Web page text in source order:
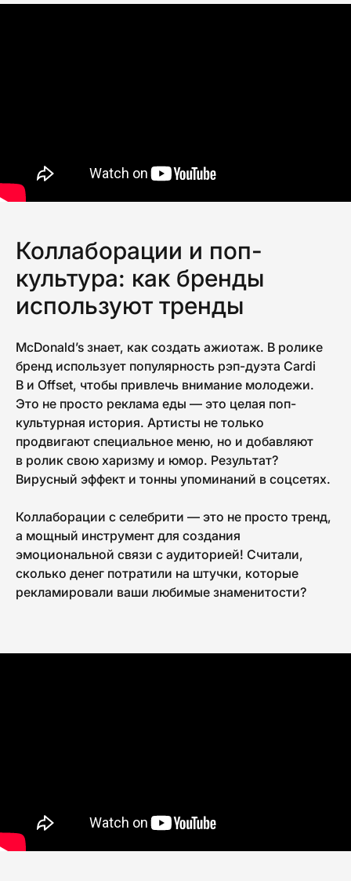
Коллаборации и поп-
культура: как бренды
используют тренды
McDonald’s знает, как создать ажиотаж. В ролике
бренд использует популярность рэп-дуэта Cardi
B и Offset, чтобы привлечь внимание молодежи.
Это не просто реклама еды — это целая поп-
культурная история. Артисты не только
продвигают специальное меню, но и добавляют
в ролик свою харизму и юмор. Результат?
Вирусный эффект и тонны упоминаний в соцсетях.
Коллаборации с селебрити — это не просто тренд,
а мощный инструмент для создания
эмоциональной связи с аудиторией! Считали,
сколько денег потратили на штучки, которые
рекламировали ваши любимые знаменитости?